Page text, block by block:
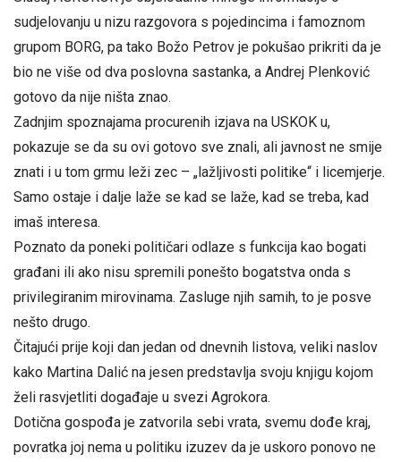
sudjelovanju u nizu razgovora s pojedincima i famoznom
grupom BORG, pa tako Božo Petrov je pokušao prikriti da je
bio ne više od dva poslovna sastanka, a Andrej Plenković
gotovo da nije ništa znao.
Zadnjim spoznajama procurenih izjava na USKOK u,
pokazuje se da su ovi gotovo sve znali, ali javnost ne smije
znati i u tom grmu leži zec – „lažljivosti politike“ i licemjerje.
Samo ostaje i dalje laže se kad se laže, kad se treba, kad
imaš interesa.
Poznato da poneki političari odlaze s funkcija kao bogati
građani ili ako nisu spremili ponešto bogatstva onda s
privilegiranim mirovinama. Zasluge njih samih, to je posve
nešto drugo.
Čitajući prije koji dan jedan od dnevnih listova, veliki naslov
kako Martina Dalić na jesen predstavlja svoju knjigu kojom
želi rasvjetliti događaje u svezi Agrokora.
Dotična gospođa je zatvorila sebi vrata, svemu dođe kraj,
povratka joj nema u politiku izuzev da je uskoro ponovo ne